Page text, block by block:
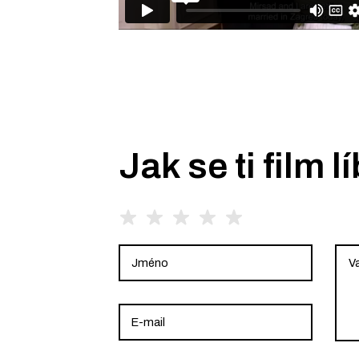
Jak se ti film